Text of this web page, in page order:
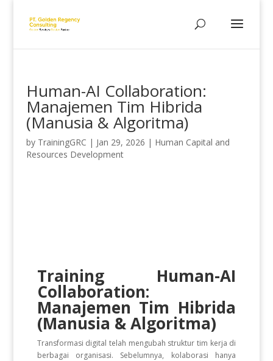
Human-AI Collaboration:
Manajemen Tim Hibrida
(Manusia & Algoritma)
by TrainingGRC | Jan 29, 2026 | Human Capital and
Resources Development
Training Human-AI
Collaboration:
Manajemen Tim Hibrida
(Manusia & Algoritma)
Transformasi digital telah mengubah struktur tim kerja di
berbagai organisasi. Sebelumnya, kolaborasi hanya